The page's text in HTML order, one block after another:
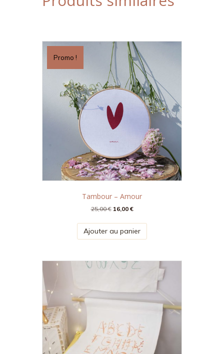
Promo !
Tambour – Amour
25,00€ Le
initial
était :
16,00 €Le
actuel
est :
Ajouter au panier